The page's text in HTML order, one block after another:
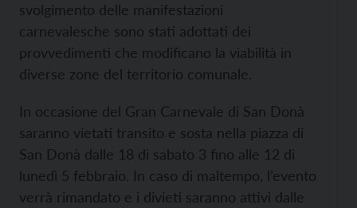
svolgimento delle manifestazioni
carnevalesche sono stati adottati dei
provvedimenti che modificano la viabilità in
diverse zone del territorio comunale.
In occasione del Gran Carnevale di San Donà
saranno vietati transito e sosta nella piazza di
San Donà dalle 18 di sabato 3 fino alle 12 di
lunedì 5 febbraio. In caso di maltempo, l’evento
verrà rimandato e i divieti saranno attivi dalle